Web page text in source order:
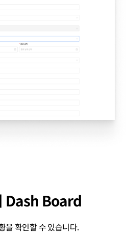
Dash Board
을 확인할 수 있습니다.